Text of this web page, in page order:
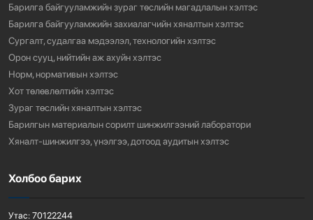
Барилга байгууламжийн зураг төслийн магадлалын хэлтэс
Барилга байгууламжийн захиалагчийн хяналтын хэлтэс
Сургалт, судалгаа мэдээлэл, технологийн хэлтэс
Орон сууц, нийтийн аж ахуйн хэлтэс
Норм, нормативын хэлтэс
Хот төлөвлөлтийн хэлтэс
Зураг төслийн хяналтын хэлтэс
Барилгын материалын сорилт шинжилгээний лаборатори
Хяналт-шинжилгээ, үнэлгээ, дотоод аудитын хэлтэс
Холбоо барих
Утас: 70122244